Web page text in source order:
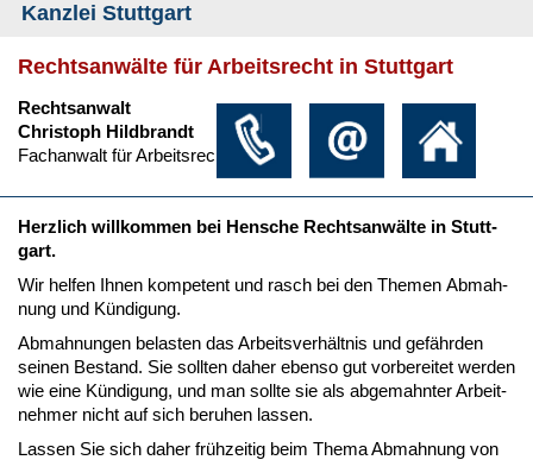
Kanzlei Stuttgart
Rechtsanwälte für Arbeitsrecht in Stuttgart
Rechtsanwalt
Christoph Hildbrandt
Fachanwalt für Arbeitsrecht
Herz­lich will­kom­men bei Hen­sche Rechts­anwälte in Stutt­
gart.
Wir hel­fen Ih­nen kom­pe­tent und rasch bei den The­men Ab­mah­
nung und Kündi­gung.
Ab­mah­nun­gen be­las­ten das Ar­beits­verhält­nis und gefähr­den
sei­nen Be­stand. Sie soll­ten da­her eben­so gut vor­be­rei­tet wer­den
wie ei­ne Kündi­gung, und man soll­te sie als ab­ge­mahn­ter Ar­beit­
neh­mer nicht auf sich be­ru­hen las­sen.
Las­sen Sie sich da­her frühzei­tig beim The­ma Ab­mah­nung von